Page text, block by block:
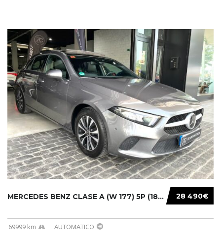
28 490€
MERCEDES BENZ CLASE A (W 177) 5P (18-) 2020....
69999 km AUTOMATICO